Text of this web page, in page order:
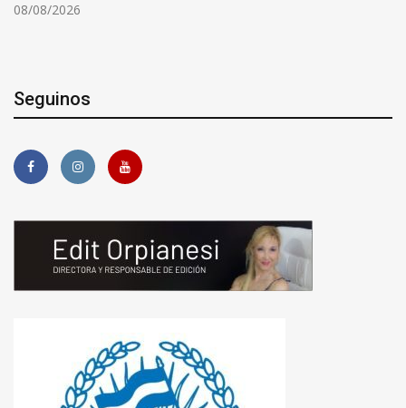
08/08/2026
Seguinos